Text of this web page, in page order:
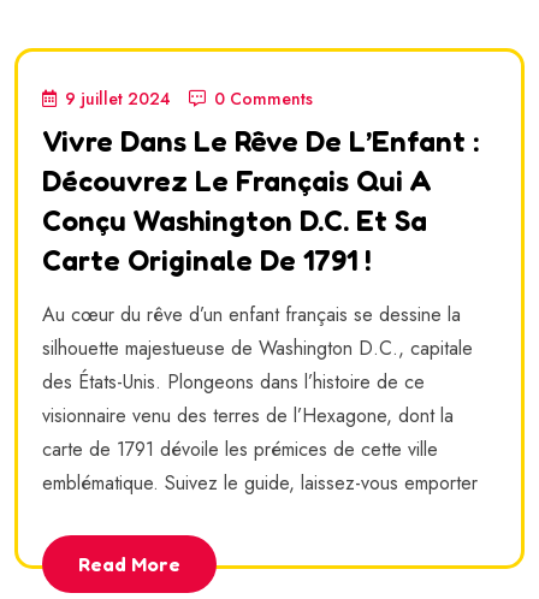
9 juillet 2024 0 Comments
Vivre Dans Le Rêve De L’Enfant :
Découvrez Le Français Qui A
Conçu Washington D.C. Et Sa
Carte Originale De 1791 !
Au cœur du rêve d’un enfant français se dessine la
silhouette majestueuse de Washington D.C., capitale
des États-Unis. Plongeons dans l’histoire de ce
visionnaire venu des terres de l’Hexagone, dont la
carte de 1791 dévoile les prémices de cette ville
emblématique. Suivez le guide, laissez-vous emporter
Read More